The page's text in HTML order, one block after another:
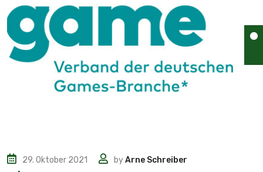
29. Oktober 2021 byArne Schreiber